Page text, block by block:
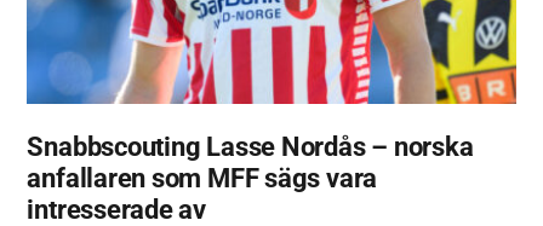
Snabbscouting Lasse Nordås – norska
anfallaren som MFF sägs vara
intresserade av